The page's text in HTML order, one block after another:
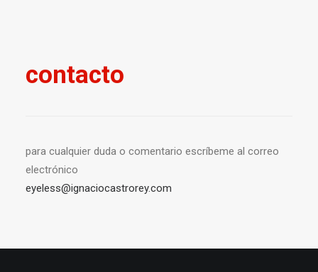
contacto
para cualquier duda o comentario escríbeme al correo
electrónico
eyeless@ignaciocastrorey.com